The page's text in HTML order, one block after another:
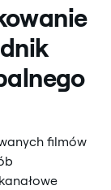
filmów